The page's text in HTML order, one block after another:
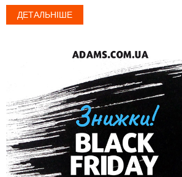
ДЕТАЛЬНІШЕ